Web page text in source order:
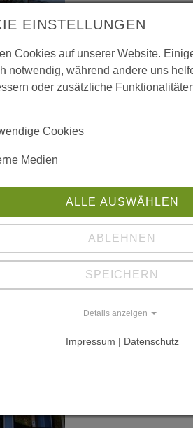
2014, S. 34-35
"Ökologisch,
gesund,
nachhaltig", in:
jährigen
Bestehen des
Forum
Weisstanne, S.
78-79
EINSTELLUNGEN
Cookies auf unserer Website.
notwendig, während andere uns
oder zusätzliche
Cookies
Medien
ALLE AUSWÄHLEN
ABLEHNEN
SPEICHERN
Details anzeigen
Impressum | Datenschutz